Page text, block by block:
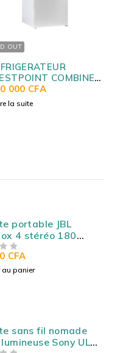
OUT
COMBINE
3TIROIRS
WCMN-48F23.EDI
000 CFA
la suite
portable JBL
4 stéréo 180
Bluetooth 5.3 -
28h - Etanche
AUX
CFA
au panier
sans fil nomade
Sony ULT